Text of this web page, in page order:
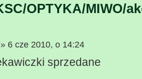
OPTYKA/MIWO/
» 6 cze 2010, o 14:24
sprzedane